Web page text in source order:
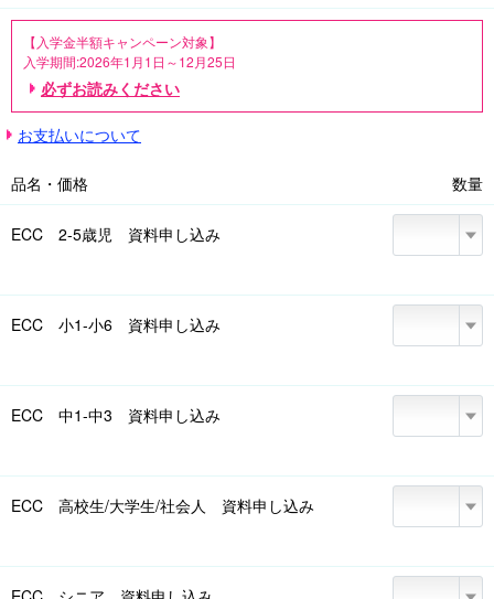
【入学金半額キャンペーン対象】
入学期間:2026年1月1日～12月25日
<図書カード1,000円分プレゼントの対象条件>
ープデリ紹介入学申込書」に必要事項をご記入の上、ECCジュニア・BS教
※入学お申し込みの際は、コープデリ紹介申込書をご持参ください。
※図書カードの特典は、他の特典との併用不可および、ご兄弟姉妹・ご家族
で入学の場合、1人目のみ適用となります。
必ずお読みください
お支払いについて
品名・価格 数量
ECC 2-5歳児 資料申し込み
ECC 小1-小6 資料申し込み
ECC 中1-中3 資料申し込み
ECC 高校生/大学生/社会人 資料申し込み